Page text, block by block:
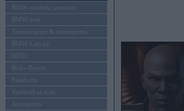
BMW modeļu jaunumi
BMW testi
Tehnoloģijas & sasniegumi
BMW Latvijā
MINI
Rolls-Royce
Pasākumi
Vadāmības tests
Autosports